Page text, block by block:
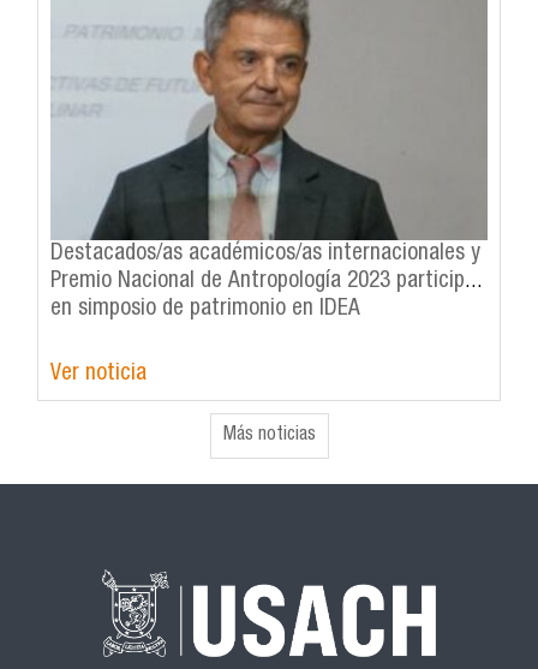
Destacados/as académicos/as internacionales y
Premio Nacional de Antropología 2023 participan
en simposio de patrimonio en IDEA
Ver noticia
Más noticias